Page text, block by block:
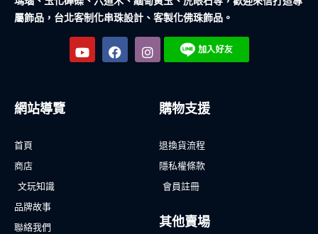
屬飾品，台北客制化串珠設計、客製化佛珠飾品。
網站導覽
首頁
商店
文玩知識
品牌故事
聯絡我們
購物支援
退換貨流程
隱私權條款
會員註冊
其他賣場